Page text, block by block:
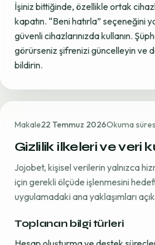
İşiniz bittiğinde, özellikle ortak
kapatın. “Beni hatırla” seçeneğini
güvenli cihazlarınızda kullanın.
görürseniz şifrenizi güncelleyin ve
bildirin.
Makale22 Temmuz 2026Okuma
Gizlilik ilkeleri ve veri
Jojobet, kişisel verilerin yalnızca
için gerekli ölçüde işlenmesini
uygulamadaki ana yaklaşımları
Toplanan bilgi türleri